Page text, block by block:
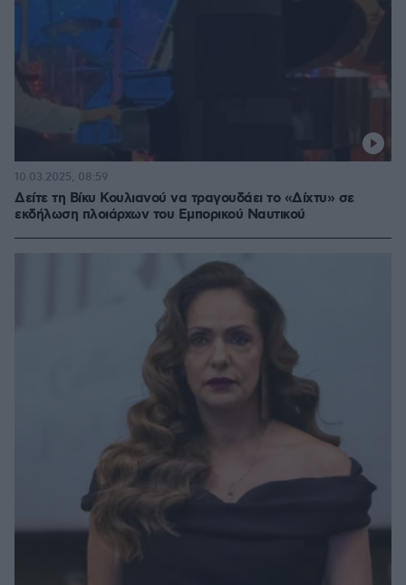
Δείτε τη Βίκυ Κουλιανού να τραγουδάει το «Δίχτυ» σε
εκδήλωση πλοιάρχων του Εμπορικού Ναυτικού
10.03.2025, 08:59